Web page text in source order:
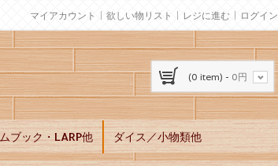
マイアカウント 欲しい物リスト レジに進む ログイン
(0 item) - 0円
ブック・LARP他 ダイス／小物類他